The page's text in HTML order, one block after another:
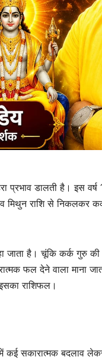
प्रभाव डालती है। इस
मिथुन राशि से निकलकर
जाता है। चूंकि कर्क गुरु
फल देने वाला माना
राशिफल।
कई सकारात्मक बदलाव